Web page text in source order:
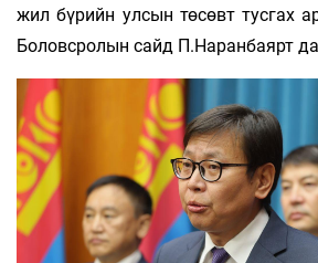
жил бүрийн улсын төсөвт тусгах
Боловсролын сайд П.Наранбаярт